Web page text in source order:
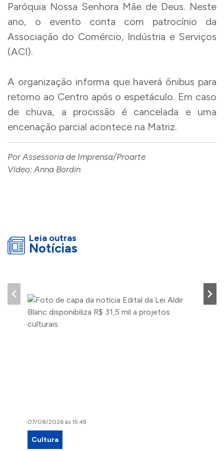
Paróquia Nossa Senhora Mãe de Deus. Neste
ano, o evento conta com patrocínio da
Associação do Comércio, Indústria e Serviços
(ACI).
A organização informa que haverá ônibus para
retorno ao Centro após o espetáculo. Em caso
de chuva, a procissão é cancelada e uma
encenação parcial acontece na Matriz.
Por Assessoria de Imprensa/Proarte
Vídeo: Anna Bordin
Leia outras
Notícias
07/08/2026 às 15:49
Cultura